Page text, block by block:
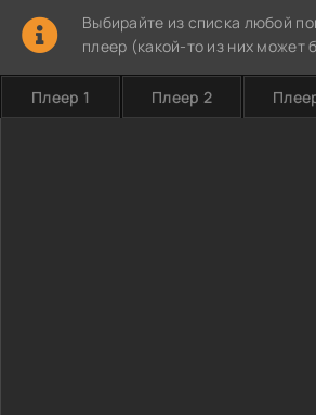
Выбирайте из списка любой
плеер (какой-то из них может
Плеер 1 Плеер 2